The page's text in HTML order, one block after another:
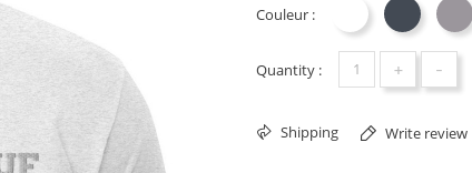
Couleur : Blanc Noir
Quantity : + -
Shipping Write review